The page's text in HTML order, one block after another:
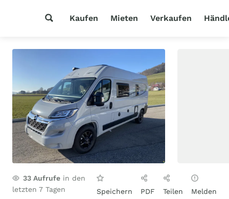
Kaufen Mieten Verkaufen
33 Aufrufe in den
letzten 7 Tagen
Speichern PDF Teilen Melden